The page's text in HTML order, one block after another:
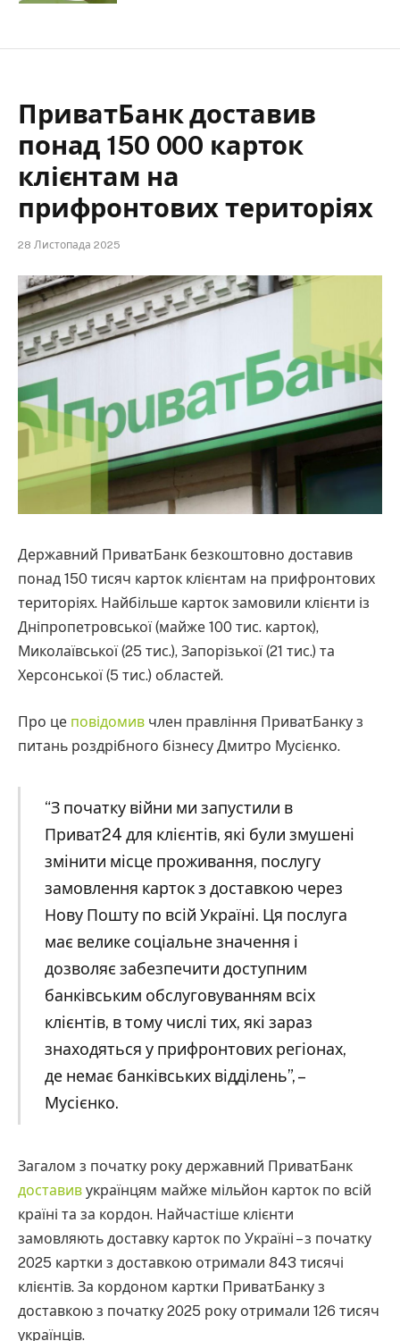
ПриватБанк доставив
понад 150 000 карток
клієнтам на
прифронтових територіях
28 Листопада 2025
Державний ПриватБанк безкоштовно доставив
понад 150 тисяч карток клієнтам на прифронтових
територіях. Найбільше карток замовили клієнти із
Дніпропетровської (майже 100 тис. карток),
Миколаївської (25 тис.), Запорізької (21 тис.) та
Херсонської (5 тис.) областей.
Про це повідомив член правління ПриватБанку з
питань роздрібного бізнесу Дмитро Мусієнко.
“З початку війни ми запустили в
Приват24 для клієнтів, які були змушені
змінити місце проживання, послугу
замовлення карток з доставкою через
Нову Пошту по всій Україні. Ця послуга
має велике соціальне значення і
дозволяє забезпечити доступним
банківським обслуговуванням всіх
клієнтів, в тому числі тих, які зараз
знаходяться у прифронтових регіонах,
де немає банківських відділень”, –
Мусієнко.
Загалом з початку року державний ПриватБанк
доставив українцям майже мільйон карток по всій
країні та за кордон. Найчастіше клієнти
замовляють доставку карток по Україні – з початку
2025 картки з доставкою отримали 843 тисячі
клієнтів. За кордоном картки ПриватБанку з
доставкою з початку 2025 року отримали 126 тисяч
українців.